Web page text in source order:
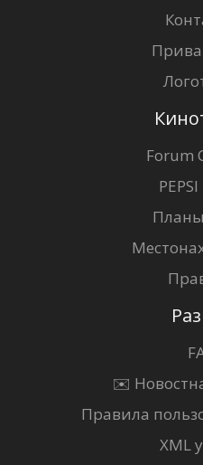
Forum
✉️
Правила
XML